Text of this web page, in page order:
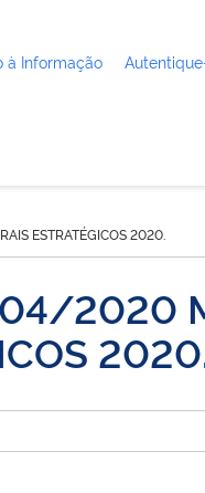
à Informação
ESTRATÉGICOS 2020.
2020